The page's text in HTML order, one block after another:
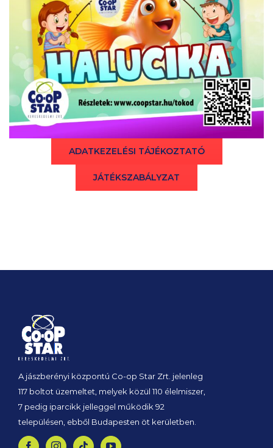
ADATKEZELÉSI TÁJÉKOZTATÓ
JÁTÉKSZABÁLYZAT
A jászberényi központú Co-op Star Zrt. jelenleg
117 boltot üzemeltet, melyek közül 110 élelmiszer,
7 pedig iparcikk jelleggel működik 92
településen, ebből Budapesten öt kerületben.